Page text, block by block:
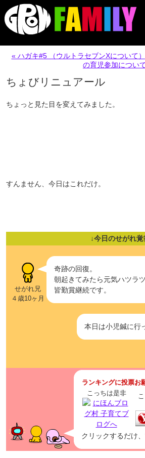
« ハガキ#5 （ウルトラセブンXについて）
の育児参加につい
ちょびリニュアール
ちょっと見た目を変えてみました。
すんません、今日はこれだけ。
↓今日のせがれ覚
せがれ兄
４歳10ヶ月
奇跡の回復。
朝起きてみたら元気ハツラツ
皆勤賞継続です。
本日は小児鍼に行
ランキングに投票お
こっちは是非
クリックするだけ